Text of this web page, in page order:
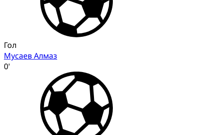
Гол
Мусаев Алмаз
0'